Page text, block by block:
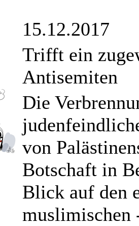
15.12.2017
Trifft ein
Antisemiten
Die
von
Botschaft in
Blick auf den
muslimischen